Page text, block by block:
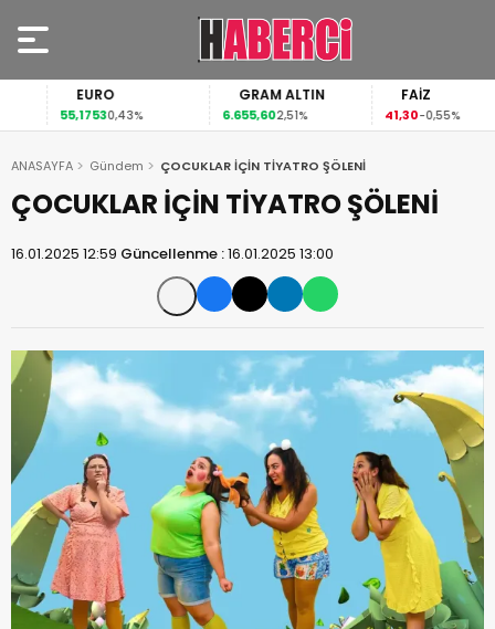
EURO
55,17530,43%
GRAM ALTIN
6.655,602,51%
FAİZ
41,30-0,55%
ANASAYFA Gündem ÇOCUKLAR İÇİN TİYATRO ŞÖLENİ
ÇOCUKLAR İÇİN TİYATRO ŞÖLENİ
16.01.2025 12:59 Güncellenme :16.01.2025 13:00